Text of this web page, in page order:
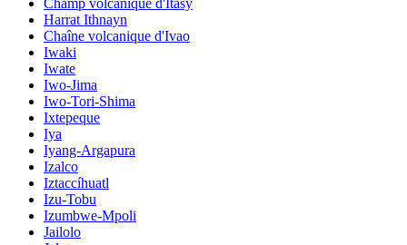
Harrat Ithnayn
Chaîne volcanique d'Ivao
Iwaki
Iwate
Iwo-Jima
Iwo-Tori-Shima
Ixtepeque
Iya
Iyang-Argapura
Izalco
Iztaccíhuatl
Izu-Tobu
Izumbwe-Mpoli
Jailolo